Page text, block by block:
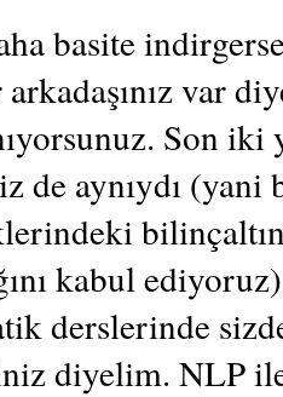
basite
var
Son iki
de aynıydı
kabul
derslerinde
diyelim. NLP